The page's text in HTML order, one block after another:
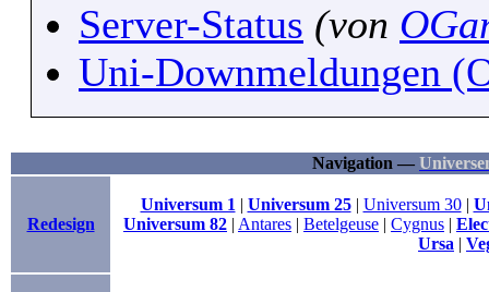
Server-Status (von
Uni-Downmeldungen
Navigation —
Redesign
Universum 1 | Universum 25| Universum 30|
Universum 82 | Antares | Betelgeuse | Cygnus |
Ursa |